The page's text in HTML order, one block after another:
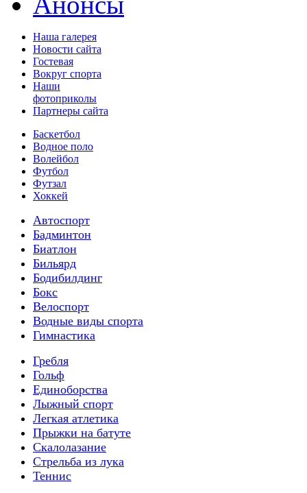
Наша галерея
Новости сайта
Гостевая
Вокруг спорта
Наши
фотоприколы
Партнеры сайта
Баскетбол
Водное поло
Волейбол
Футбол
Футзал
Хоккей
Автоспорт
Бадминтон
Биатлон
Бильярд
Бодибилдинг
Бокс
Велоспорт
Водные виды спорта
Гимнастика
Гребля
Гольф
Единоборства
Лыжный спорт
Легкая атлетика
Прыжки на батуте
Скалолазание
Стрельба из лука
Теннис